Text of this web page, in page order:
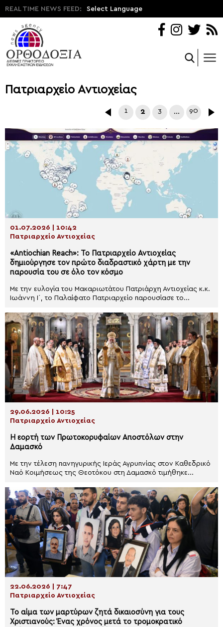
REAL TIME NEWS FEED: Select Language
Πατριαρχείο Αντιοχείας
1 2 3 … 90
01.07.2026 | 10:42
Πατριαρχείο Αντιοχείας
«Antiochian Reach»: Το Πατριαρχείο Αντιοχείας
δημιούργησε τον πρώτο διαδραστικό χάρτη με την
παρουσία του σε όλο τον κόσμο
Με την ευλογία του Μακαριωτάτου Πατριάρχη Αντιοχείας κ.κ.
Ιωάννη Ι΄, το Παλαίφατο Πατριαρχείο παρουσίασε το...
29.06.2026 | 10:25
Πατριαρχείο Αντιοχείας
Η εορτή των Πρωτοκορυφαίων Αποστόλων στην
Δαμασκό
Με την τέλεση πανηγυρικής Ιεράς Αγρυπνίας στον Καθεδρικό
Ναό Κοιμήσεως της Θεοτόκου στη Δαμασκό τιμήθηκε...
22.06.2026 | 7:47
Πατριαρχείο Αντιοχείας
Το αίμα των μαρτύρων ζητά δικαιοσύνη για τους
Χριστιανούς: Ένας χρόνος μετά το τρομοκρατικό